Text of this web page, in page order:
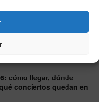
probabilidad de un El
los expertos piden
extremos
cómo llegar, dónde
conciertos quedan en